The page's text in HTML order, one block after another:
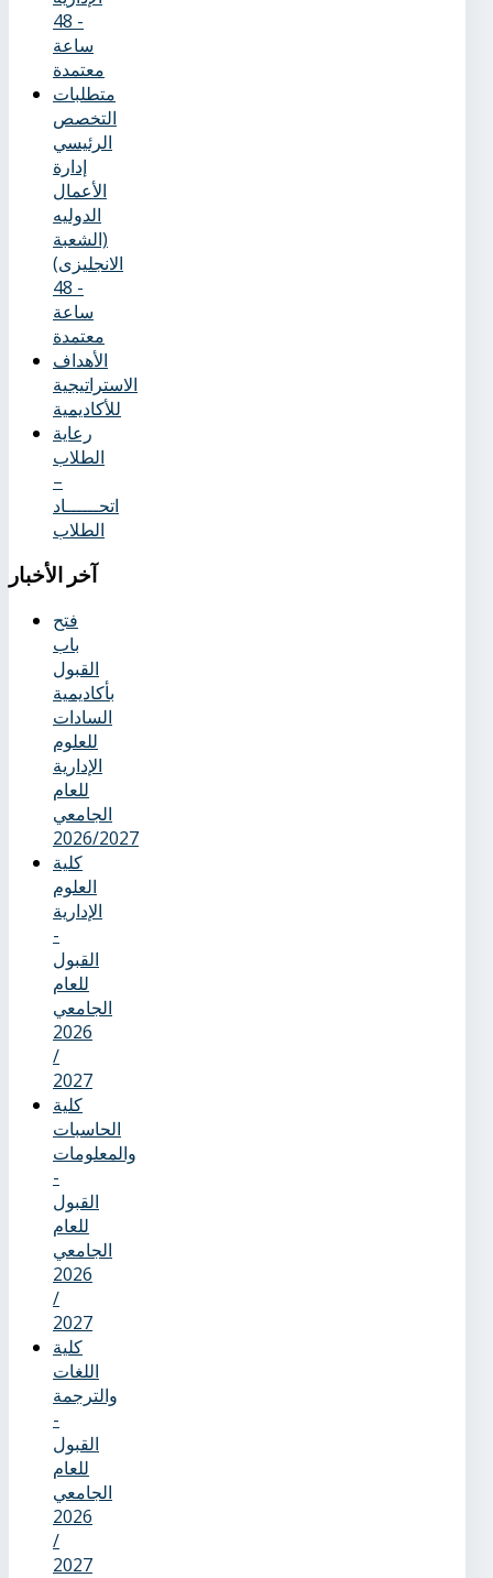
- 48
ساعة
معتمدة
متطلبات
التخصص
الرئيسي
إدارة
الأعمال
الدوليه
(الشعبة
الانجليزى)
- 48
ساعة
معتمدة
الأهداف
الاستراتيجية
للأكاديمية
رعاية
الطلاب
–
اتحــــــاد
الطلاب
آخر
الأخبار
فتح
باب
القبول
بأكاديمية
السادات
للعلوم
الإدارية
للعام
الجامعي
2026/2027
كلية
العلوم
الإدارية
-
القبول
للعام
الجامعي
2026
/
2027
كلية
الحاسبات
والمعلومات
-
القبول
للعام
الجامعي
2026
/
2027
كلية
اللغات
والترجمة
-
القبول
للعام
الجامعي
2026
/
2027